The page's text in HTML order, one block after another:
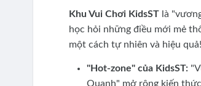
Khu Vui Chơi KidsSTlà
học hỏi những điều mới mẻ
một cách tự nhiên và hiệu quả!
"Hot-zone" của KidsST:
Quanh" mở rộng kiến